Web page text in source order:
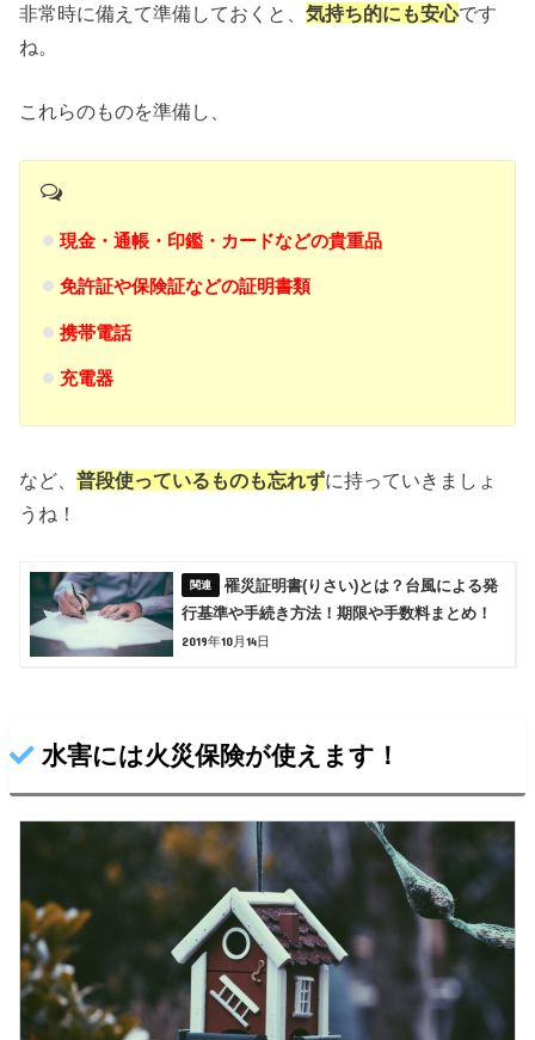
非常時に備えて準備しておくと、気持ち的にも安心です
ね。
これらのものを準備し、
現金・通帳・印鑑・カードなどの貴重品
免許証や保険証などの証明書類
携帯電話
充電器
など、普段使っているものも忘れずに持っていきましょ
うね！
罹災証明書(りさい)とは？台風による発
行基準や手続き方法！期限や手数料まとめ！
2019年10月14日
水害には火災保険が使えます！